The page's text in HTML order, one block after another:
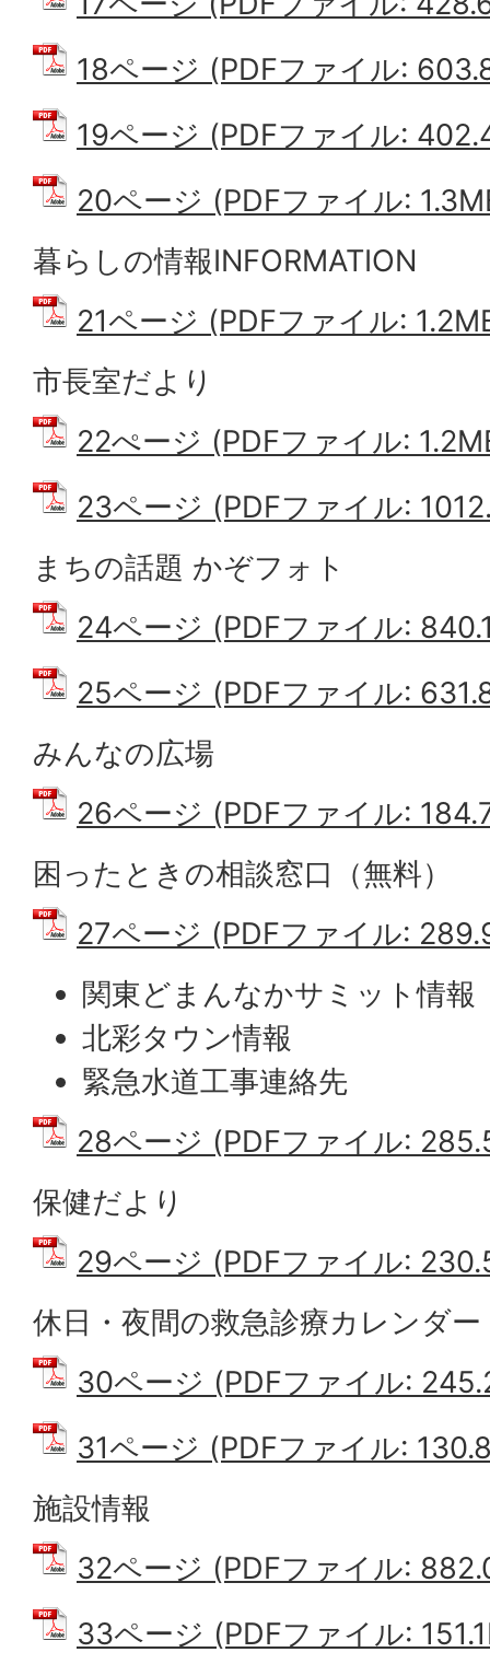
18ページ (PDFファイル:
19ページ (PDFファイル:
20ページ (PDFファイル:
暮らしの情報INFORMATION
21ページ (PDFファイル:
市長室だより
22ぺージ (PDFファイル:
23ページ (PDFファイル:
まちの話題 かぞフォト
24ページ (PDFファイル:
25ページ (PDFファイル:
みんなの広場
26ページ (PDFファイル:
困ったときの相談窓口（無料）
27ページ (PDFファイル:
関東どまんなかサミット情報
北彩タウン情報
緊急水道工事連絡先
28ページ (PDFファイル:
保健だより
29ページ (PDFファイル:
休日・夜間の救急診療カレンダー
30ページ (PDFファイル:
31ページ (PDFファイル:
施設情報
32ページ (PDFファイル:
33ページ (PDFファイル: